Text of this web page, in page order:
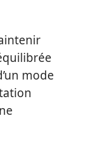
mode